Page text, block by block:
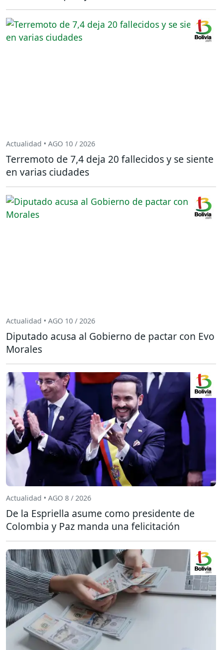
Actualidad • AGO 10 / 2026
Terremoto de 7,4 deja 20 fallecidos y se siente
en varias ciudades
Actualidad • AGO 10 / 2026
Diputado acusa al Gobierno de pactar con Evo
Morales
Actualidad • AGO 8 / 2026
De la Espriella asume como presidente de
Colombia y Paz manda una felicitación